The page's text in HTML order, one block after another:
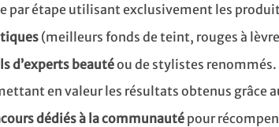
par étape utilisant exclusivement les
(meilleurs fonds de teint, rouges à
d’experts beautéou de stylistes renommés.
en valeur les résultats obtenus grâce
dédiés à la communautépour